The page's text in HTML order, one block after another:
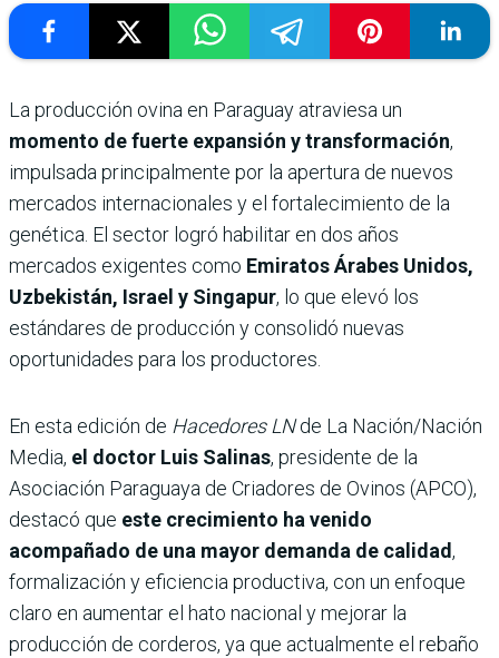
La producción ovina en Paraguay atraviesa un
momento de fuerte expansión y transformación,
impulsada principalmente por la apertura de nuevos
mercados internacionales y el fortalecimiento de la
genética. El sector logró habilitar en dos años
mercados exigentes como Emiratos Árabes Unidos,
Uzbekistán, Israel y Singapur, lo que elevó los
estándares de producción y consolidó nuevas
oportunidades para los productores.
En esta edición de Hacedores LNde La Nación/Nación
Media, el doctor Luis Salinas, presidente de la
Asociación Paraguaya de Criadores de Ovinos (APCO),
destacó que este crecimiento ha venido
acompañado de una mayor demanda de calidad,
formalización y eficiencia productiva, con un enfoque
claro en aumentar el hato nacional y mejorar la
producción de corderos, ya que actualmente el rebaño